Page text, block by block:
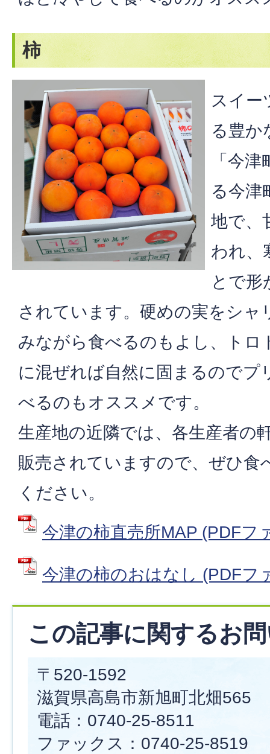
柿
スイー
る豊か
「今
る今津
地で、
われ、
とで形
されています。硬めの実をシャ
みながら食べるのもよし、トロ
に混ぜれば自然に固まるのでプ
べるのもオススメです。
生産地の近隣では、各生産者の
販売されていますので、ぜひ食
ください。
今津の柿直売所MAP (PDFフ
今津の柿のおはなし (PDFフ
この記事に関するお
〒520-1592
滋賀県高島市新旭町北畑565
電話：0740-25-8511
ファックス：0740-25-8519